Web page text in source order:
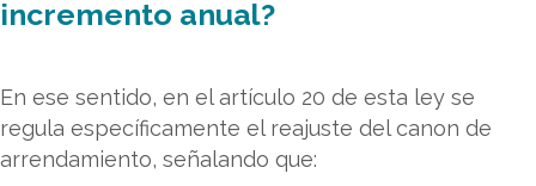
incremento anual?
En ese sentido, en el artículo 20 de esta ley se
regula específicamente el reajuste del canon de
arrendamiento, señalando que: